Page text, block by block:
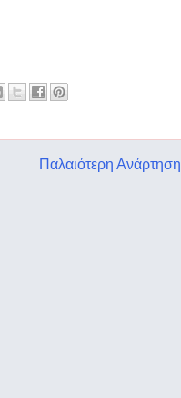
Παλαιότερη Ανάρτηση